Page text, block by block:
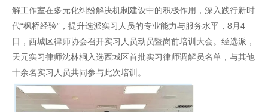
解工作室在多元化纠纷解决机制建设中的积极作用，深入践行新时
代“枫桥经验”，提升选派实习人员的专业能力与服务水平，8月4
日，西城区律师协会召开实习人员动员暨岗前培训大会。经选派，
天元实习律师沈林桐入选西城区首批实习律师调解员名单，与其他
十余名实习人员共同参与此次培训。